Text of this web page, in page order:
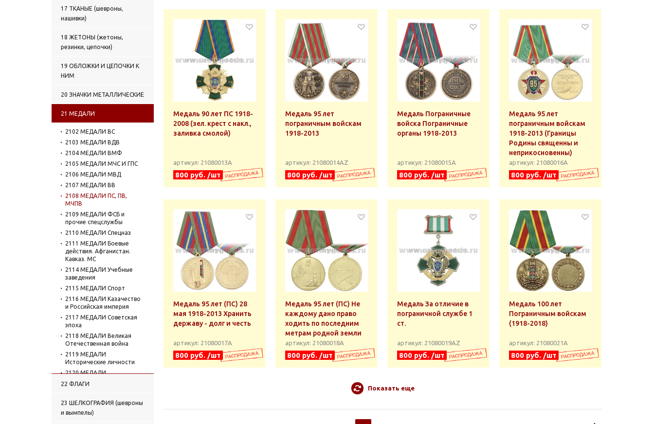
17 ТКАНЫЕ (шевроны,
нашивки)
18 ЖЕТОНЫ (жетоны,
резинки, цепочки)
19 ОБЛОЖКИ И ЦЕПОЧКИ К
НИМ
20 ЗНАЧКИ МЕТАЛЛИЧЕСКИЕ
21 МЕДАЛИ
2102 МЕДАЛИ ВС
2103 МЕДАЛИ ВДВ
2104 МЕДАЛИ ВМФ
2105 МЕДАЛИ МЧС И ГПС
2106 МЕДАЛИ МВД
2107 МЕДАЛИ ВВ
2108 МЕДАЛИ ПС, ПВ,
МЧПВ
2109 МЕДАЛИ ФСБ и
прочие спецслужбы
2110 МЕДАЛИ Спецназ
2111 МЕДАЛИ Боевые
действия. Афганистан.
Кавказ. МС
2114 МЕДАЛИ Учебные
заведения
2115 МЕДАЛИ Спорт
2116 МЕДАЛИ Казачество
и Российская империя
2117 МЕДАЛИ Советская
эпоха
2118 МЕДАЛИ Великая
Отечественная война
2119 МЕДАЛИ
Исторические личности
2120 МЕДАЛИ
Организации, службы,
ведомства
2121 МЕДАЛИ Космос
2122 МЕДАЛИ Транспорт
22 ФЛАГИ
23 ШЕЛКОГРАФИЯ (шевроны
и вымпелы)
Медаль 90 лет ПС 1918-
2008 (зел. крест с накл.,
заливка смолой)
артикул: 21080013А
800 руб. /шт
Медаль 95 лет
пограничным войскам
1918-2013
артикул: 21080014АZ
800 руб. /шт
Медаль Пограничные
войска Пограничные
органы 1918-2013
артикул: 21080015А
800 руб. /шт
Медаль 95 лет
пограничным войскам
1918-2013 (Границы
Родины священны и
неприкосновенны)
артикул: 21080016А
800 руб. /шт
Медаль 95 лет (ПС) 28
мая 1918-2013 Хранить
державу - долг и честь
артикул: 21080017А
800 руб. /шт
Медаль 95 лет (ПС) Не
каждому дано право
ходить по последним
метрам родной земли
артикул: 21080018А
800 руб. /шт
Медаль За отличие в
пограничной службе 1
ст.
артикул: 21080019АZ
800 руб. /шт
Медаль 100 лет
Пограничным войскам
(1918-2018)
артикул: 21080021А
800 руб. /шт
Показать еще